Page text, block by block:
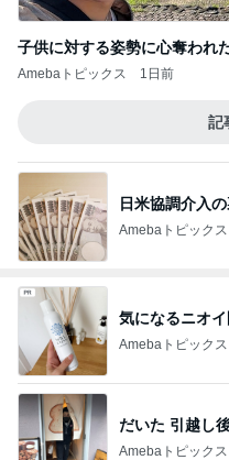
子供に対する姿勢に心奪われ
Amebaトピックス 1日前
記
日米協調介入
Amebaトピックス
気になるニオ
Amebaトピックス
だいた 引越し
Amebaトピックス